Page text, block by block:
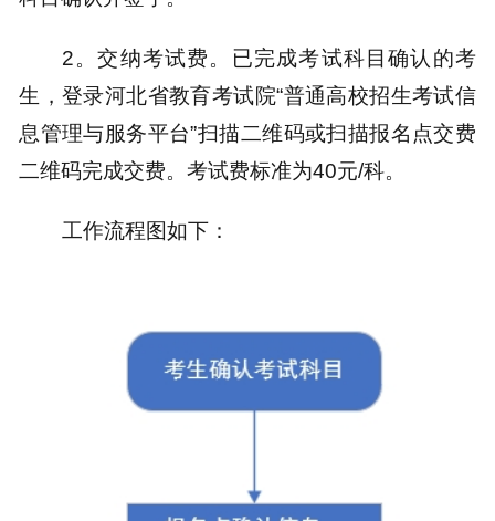
2。交纳考试费。已完成考试科目确认的考
生，登录河北省教育考试院“普通高校招生考试信
息管理与服务平台”扫描二维码或扫描报名点交费
二维码完成交费。考试费标准为40元/科。
工作流程图如下：